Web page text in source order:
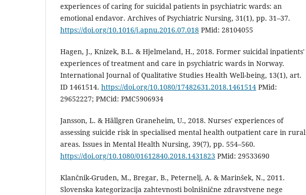
experiences of caring for suicidal patients in psychiatric wards: an
emotional endavor. Archives of Psychiatric Nursing, 31(1), pp. 31–37.
https://doi.org/10.1016/j.apnu.2016.07.018 PMid: 28104055
Hagen, J., Knizek, B.L. & Hjelmeland, H., 2018. Former suicidal inpatients'
experiences of treatment and care in psychiatric wards in Norway.
International Journal of Qualitative Studies Health Well-being, 13(1), art.
ID 1461514. https://doi.org/10.1080/17482631.2018.1461514 PMid:
29652227; PMCid: PMC5906934
Jansson, L. & Hällgren Graneheim, U., 2018. Nurses' experiences of
assessing suicide risk in specialised mental health outpatient care in rural
areas. Issues in Mental Health Nursing, 39(7), pp. 554–560.
https://doi.org/10.1080/01612840.2018.1431823 PMid: 29533690
Klančnik-Gruden, M., Bregar, B., Peternelj, A. & Marinšek, N., 2011.
Slovenska kategorizacija zahtevnosti bolnišnične zdravstvene nege